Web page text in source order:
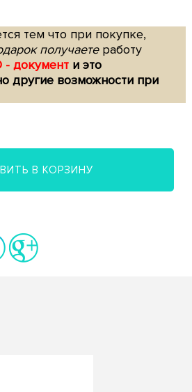
тем что при покупке,
получаетеработу
- документ и это
другие возможности при
В КОРЗИНУ